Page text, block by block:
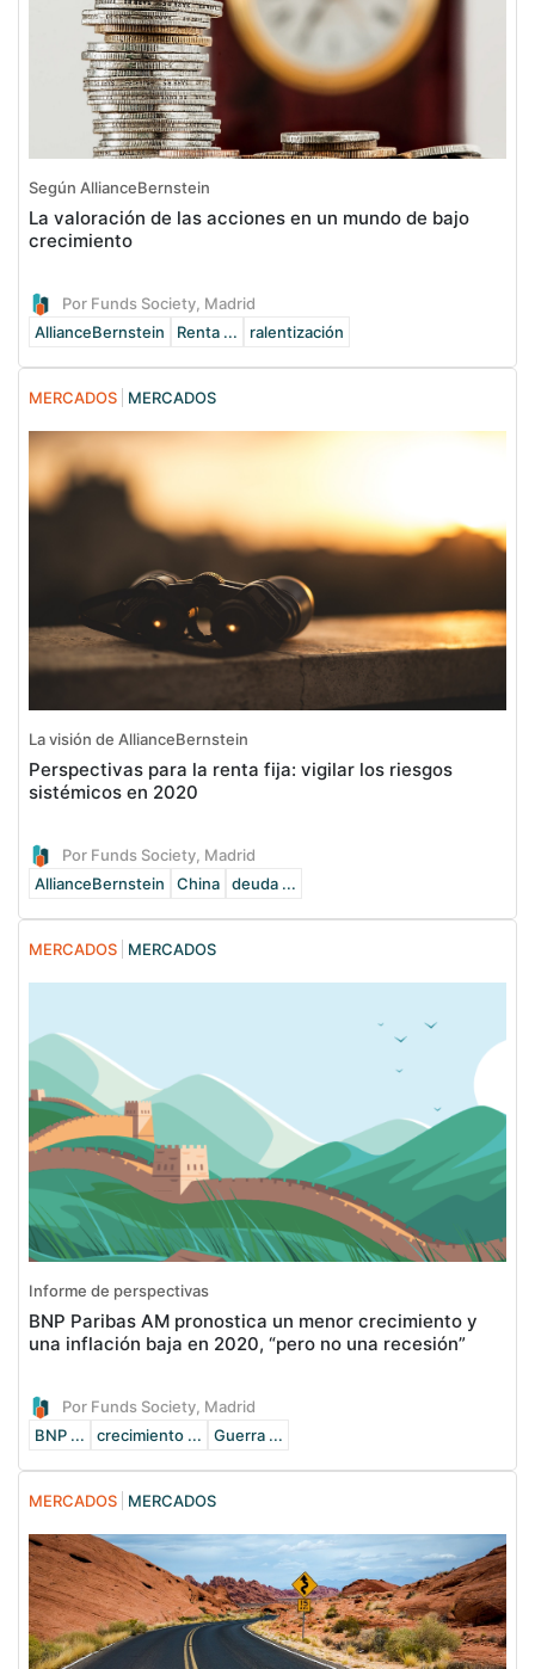
Según AllianceBernstein
La valoración de las acciones en un mundo de bajo
crecimiento
Por Funds Society, Madrid
AllianceBernstein
Renta ... ralentización
MERCADOS MERCADOS
La visión de AllianceBernstein
Perspectivas para la renta fija: vigilar los riesgos
sistémicos en 2020
Por Funds Society, Madrid
AllianceBernstein
China deuda ...
MERCADOS MERCADOS
Informe de perspectivas
BNP Paribas AM pronostica un menor crecimiento y
una inflación baja en 2020, “pero no una recesión”
Por Funds Society, Madrid
BNP ...
crecimiento ... Guerra ...
MERCADOS MERCADOS